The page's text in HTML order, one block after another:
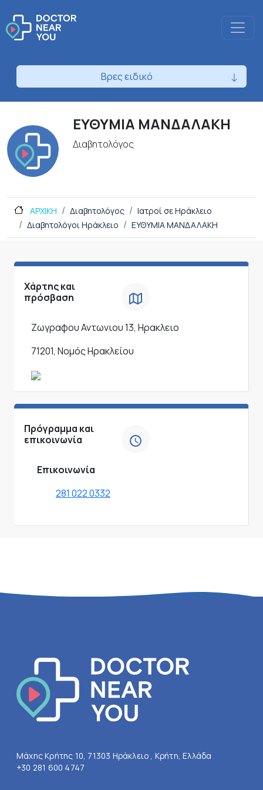
Βρες ειδικό
ΕΥΘΥΜΙΑ ΜΑΝΔΑΛΑΚΗ
Διαβητολόγος
ΑΡΧΙΚΗ Διαβητολόγος
Ιατροί σε Ηράκλειο
Διαβητολόγοι Ηράκλειο
ΕΥΘΥΜΙΑ ΜΑΝΔΑΛΑΚΗ
Χάρτης και
πρόσβαση
Ζωγραφου Αντωνιου 13, Ηρακλειο
71201, Νομός Ηρακλείου
Πρόγραμμα και
επικοινωνία
Επικοινωνία
281 022 0332
Μάχης Κρήτης 10, 71303 Ηράκλειο , Κρήτη, Ελλάδα
+30 281 600 4747